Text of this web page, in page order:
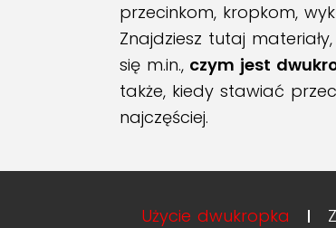
przecinkom, kropkom,
Znajdziesz tutaj
się m.in., czym jest
także, kiedy stawiać
najczęściej.
Użycie dwukropka